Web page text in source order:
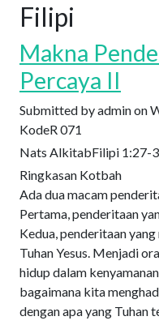
Filipi
Makna
Percaya II
Submitted byadminon
KodeR 071
Nats AlkitabFilipi 1:27-
Ringkasan Kotbah
Ada dua macam
Pertama, penderitaan
Kedua, penderitaan
Tuhan Yesus. Menjadi
hidup dalam
bagaimana kita
dengan apa yang Tuhan